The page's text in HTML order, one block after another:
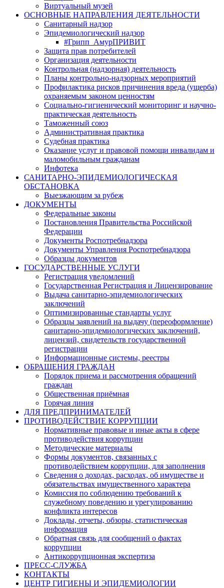
Виртуальный музей
ОСНОВНЫЕ НАПРАВЛЕНИЯ ДЕЯТЕЛЬНОСТИ
Санитарный надзор
Эпидемиологический надзор
#Грипп_АмурПРИВИТ
Защита прав потребителей
Организация деятельности
Контрольная (надзорная) деятельность
Планы контрольно-надзорных мероприятий
Профилактика рисков причинения вреда (ущерба)
охраняемым законом ценностям
Социально-гигиенический мониторинг и научно-
практическая деятельность
Таможенный союз
Административная практика
Судебная практика
Оказание услуг и правовой помощи инвалидам и
маломобильным гражданам
Инфотека
САНИТАРНО-ЭПИДЕМИОЛОГИЧЕСКАЯ
ОБСТАНОВКА
Выезжающим за рубеж
ДОКУМЕНТЫ
Федеральные законы
Постановления Правительства Российской
Федерации
Документы Роспотребнадзора
Документы Управления Роспотребнадзора
Образцы документов
ГОСУДАРСТВЕННЫЕ УСЛУГИ
Регистрация уведомлений
Государственная Регистрация и Лицензирование
Выдача санитарно-эпидемиологических
заключений
Оптимизированные стандарты услуг
Образцы заявлений на выдачу (переоформление)
санитарно-эпидемиологических заключений,
лицензий, свидетельств государственной
регистрации
Информационные системы, реестры
ОБРАЩЕНИЯ ГРАЖДАН
Порядок приема и рассмотрения обращений
граждан
Общественная приёмная
Горячая линия
ДЛЯ ПРЕДПРИНИМАТЕЛЕЙ
ПРОТИВОДЕЙСТВИЕ КОРРУПЦИИ
Нормативные правовые и иные акты в сфере
противодействия коррупции
Методические материалы
Формы документов, связанных с
противодействием коррупции, для заполнения
Сведения о доходах, расходах, об имуществе и
обязательствах имущественного характера
Комиссия по соблюдению требований к
служебному поведению и урегулированию
конфликта интересов
Доклады, отчеты, обзоры, статистическая
информация
Обратная связь для сообщений о фактах
коррупции
Антикоррупционная экспертиза
ПРЕСС-СЛУЖБА
КОНТАКТЫ
ЦЕНТР ГИГИЕНЫ И ЭПИДЕМИОЛОГИИ